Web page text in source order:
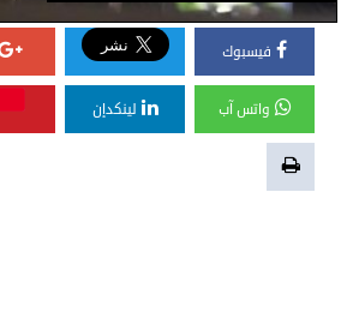
فيسبوك
واتس آب لينكدإن